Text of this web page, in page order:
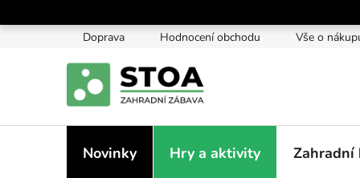
na
Doprava
Hodnocení obchodu Vše o
Novinky Hry a aktivity Zahradní